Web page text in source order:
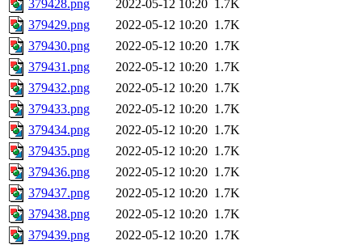
379428.png
2022-05-12 10:20 1.7K
379429.png
2022-05-12 10:20 1.7K
379430.png
2022-05-12 10:20 1.7K
379431.png
2022-05-12 10:20 1.7K
379432.png
2022-05-12 10:20 1.7K
379433.png
2022-05-12 10:20 1.7K
379434.png
2022-05-12 10:20 1.7K
379435.png
2022-05-12 10:20 1.7K
379436.png
2022-05-12 10:20 1.7K
379437.png
2022-05-12 10:20 1.7K
379438.png
2022-05-12 10:20 1.7K
379439.png
2022-05-12 10:20 1.7K